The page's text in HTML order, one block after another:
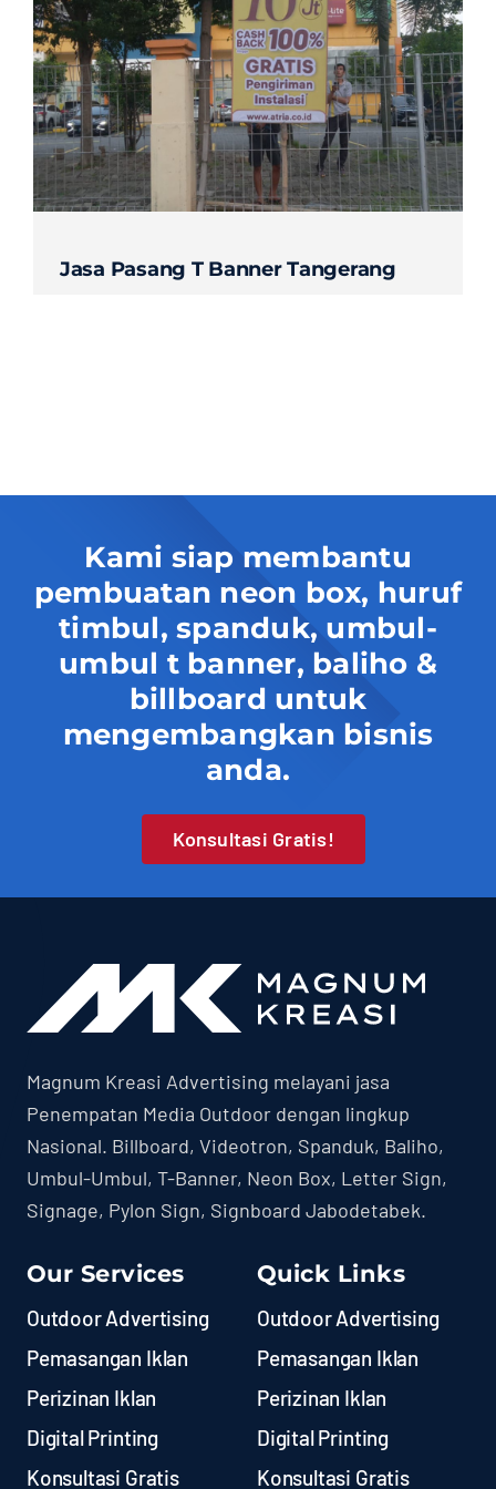
Contact
Jasa Pasang T Banner Tangerang
Kami siap membantu
pembuatan neon box, huruf
timbul, spanduk, umbul-
umbul t banner, baliho &
billboard untuk
mengembangkan bisnis
anda.
Konsultasi Gratis!
Magnum Kreasi Advertising melayani jasa
Penempatan Media Outdoor dengan lingkup
Nasional. Billboard, Videotron, Spanduk, Baliho,
Umbul-Umbul, T-Banner, Neon Box, Letter Sign,
Signage, Pylon Sign, Signboard Jabodetabek.
Our Services
Outdoor Advertising
Pemasangan Iklan
Perizinan Iklan
Digital Printing
Konsultasi Gratis
Quick Links
Outdoor Advertising
Pemasangan Iklan
Perizinan Iklan
Digital Printing
Konsultasi Gratis